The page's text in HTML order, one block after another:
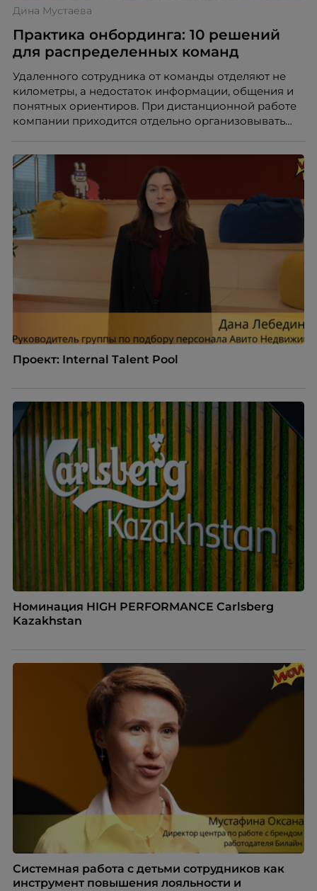
Дина Мустаева
Практика онбординга: 10 решений
для распределенных команд
Удаленного сотрудника от команды отделяют не
километры, а недостаток информации, общения и
понятных ориентиров. При дистанционной работе
компании приходится отдельно организовывать
по работе с персоналом Инфомаксимум,
рассказывает, как выстроить адаптацию
распределенной команды без лишнего контроля и
бесконечных созвонов.
Проект: Internal Talent Pool
Номинация HIGH PERFORMANCE Carlsberg
Kazakhstan
Системная работа с детьми сотрудников как
инструмент повышения лояльности и